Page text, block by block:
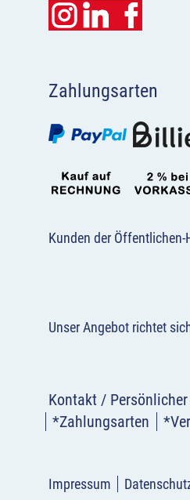
Zahlungsarten
Kunden der
Unser Angebot richtet
Kontakt / Persönlicher
*Zahlungsarten
Impressum